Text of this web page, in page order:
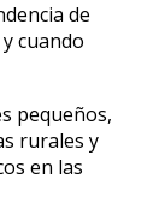
de
cuando
pequeños,
rurales y
en las